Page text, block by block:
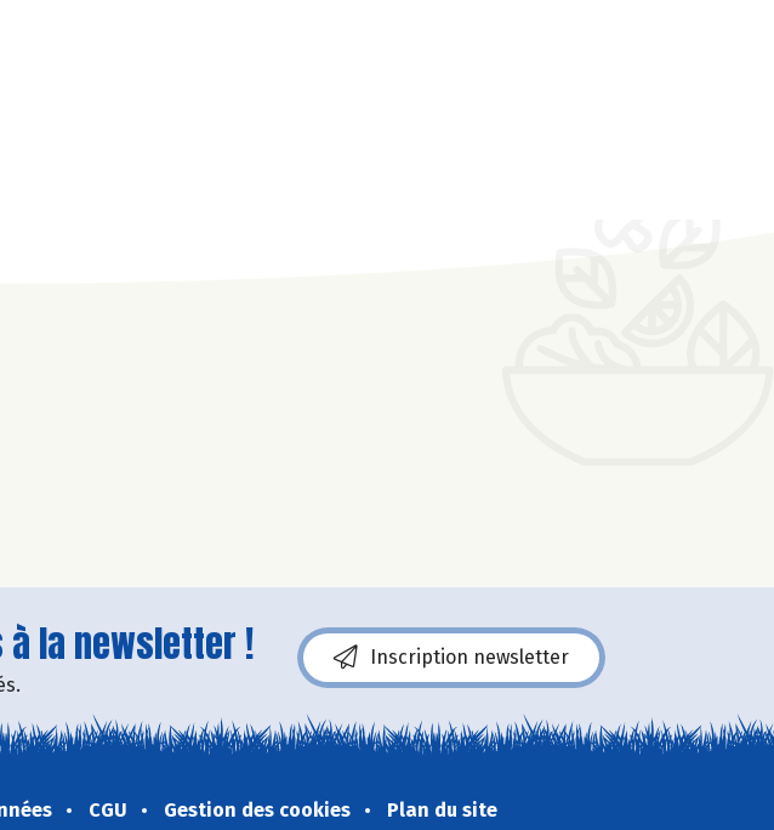
la newsletter ! Inscription newsletter
CGU Gestion des cookies Plan du site